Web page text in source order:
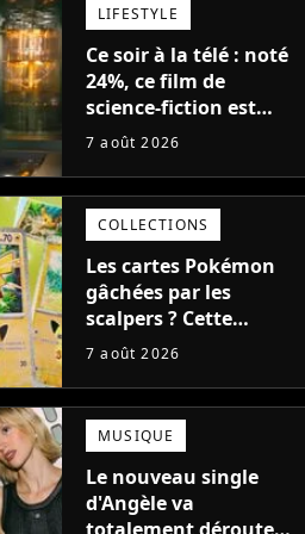
LIFESTYLE
Ce soir à la télé : noté
24%, ce film de
science-fiction est
complètement raté,
encore pire à cause de
son acteur
7 août 2026
COLLECTIONS
Les cartes Pokémon
gâchées par les
scalpers ? Cette
technique géniale
ruiner les revendeurs
7 août 2026
MUSIQUE
Le nouveau single
d'Angèle va